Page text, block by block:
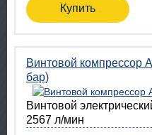
Купить
Винтовой компрессор
бар)
Винтовой
2567 л/мин